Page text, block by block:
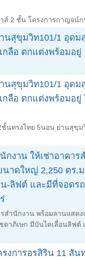
ส์ 2 ชั้น โครงการกาญจน์
นสุขุมวิท101/1 อุด
กลือ ตกแต่งพร้อมอยู่
นสุขุมวิท101/1 อุด
กลือ ตกแต่งพร้อมอ
ชั้นทรงไทย 5นอน ย่านสุขุ
นักงาน ให้เช่าอาคา
าดใหญ่ 2,250 ตร.
-ลิฟต์ และมีที่จอดร
รสำนักงาน พร้อมลานแสด
ดาภิเษก มีบันไดเลื่อนลิฟต์
งการอรสิริน 11 สัน